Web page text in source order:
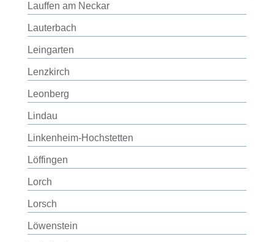
Lauffen am Neckar
Lauterbach
Leingarten
Lenzkirch
Leonberg
Lindau
Linkenheim-Hochstetten
Löffingen
Lorch
Lorsch
Löwenstein